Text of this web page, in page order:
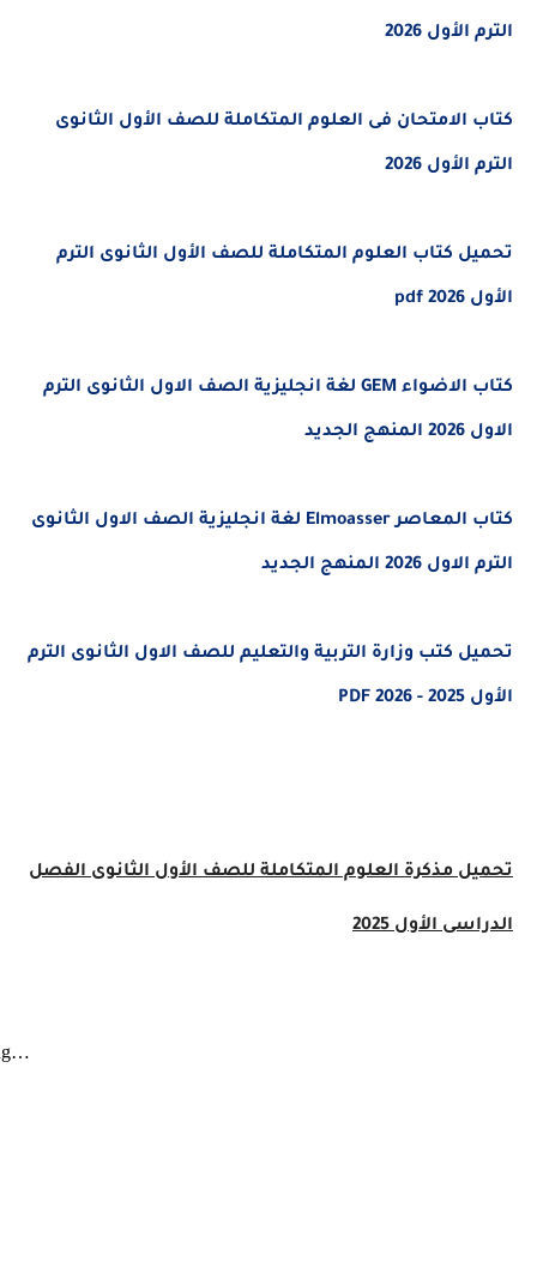
2026
الامتحان فى العلوم المتكاملة للصف الأول الثانوى
2026
كتاب العلوم المتكاملة للصف الأول الثانوى الترم
كتاب الاضواء GEM لغة انجليزية الصف الاول الثانوى الترم
كتاب المعاصر Elmoasser لغة انجليزية الصف الاول الثانوى
المنهج الجديد
كتب وزارة التربية والتعليم للصف الاول الثانوى الترم
مذكرة العلوم المتكاملة للصف الأول الثانوى الفصل
الأول 2025